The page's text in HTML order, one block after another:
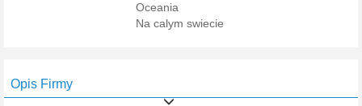
Oceania
Na calym swiecie
Opis Firmy